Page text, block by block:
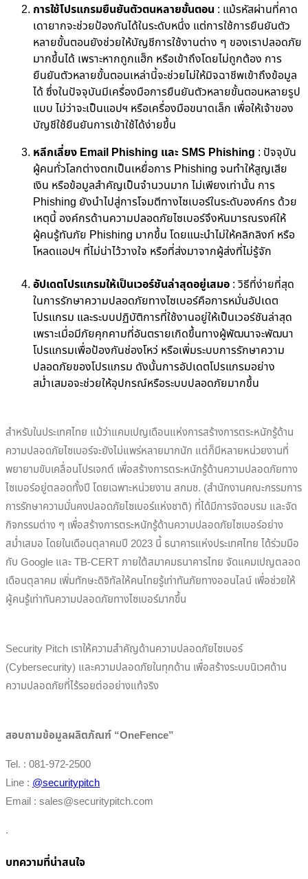
การใช้โปรแกรมยืนยันตัวตนหลายขั้นตอน : แม้รหัสผ่านที่คาด
เดายากจะช่วยป้องกันได้ในระดับหนึ่ง แต่การใช้การยืนยันตัว
หลายขั้นตอนยังช่วยให้บัญชีการใช้งานต่าง ๆ ของเราปลอดภัย
มากขึ้นได้ เพราะหากถูกแฮ็ก หรือเข้าถึงโดยไม่ถูกต้อง การ
ยืนยันตัวหลายขั้นตอนเหล่านี้จะช่วยไม่ให้มิจฉาชีพเข้าถึงข้อมูล
ได้ ซึ่งในปัจจุบันมีเครื่องมือการยืนยันตัวหลายขั้นตอนหลายรูป
แบบ ไม่ว่าจะเป็นแอปฯ หรือเครื่องมือขนาดเล็ก เพื่อให้เจ้าของ
บัญชีใช้ยืนยันการเข้าใช้ได้ง่ายขึ้น
หลีกเลี่ยง Email Phishing และ SMS Phishing : ปัจจุบัน
ผู้คนทั่วโลกต่างตกเป็นเหยื่อการ Phishing จนทำให้สูญเสีย
เงิน หรือข้อมูลสำคัญเป็นจำนวนมาก ไม่เพียงเท่านั้น การ
Phishing ยังนำไปสู่การโจมตีทางไซเบอร์ในระดับองค์กร ด้วย
เหตุนี้ องค์กรด้านความปลอดภัยไซเบอร์จึงหันมารณรงค์ให้
ผู้คนรู้ทันภัย Phishing มากขึ้น โดยแนะนำไม่ให้คลิกลิงก์ หรือ
โหลดแอปฯ ที่ไม่น่าไว้วางใจ หรือที่ส่งมาจากผู้ส่งที่ไม่รู้จัก
อัปเดตโปรแกรมให้เป็นเวอร์ชันล่าสุดอยู่เสมอ : วิธีที่ง่ายที่สุด
ในการรักษาความปลอดภัยทางไซเบอร์คือการหมั่นอัปเดต
โปรแกรม และระบบปฏิบัติการที่ใช้งานอยู่ให้เป็นเวอร์ชันล่าสุด
เพราะเมื่อมีภัยคุกคามที่อันตรายเกิดขึ้นทางผู้พัฒนาจะพัฒนา
โปรแกรมเพื่อป้องกันช่องโหว่ หรือเพิ่มระบบการรักษาความ
ปลอดภัยของโปรแกรม ดังนั้นการอัปเดตโปรแกรมอย่าง
สม่ำเสมอจะช่วยให้อุปกรณ์หรือระบบปลอดภัยมากขึ้น
สำหรับในประเทศไทย แม้ว่าแคมเปญเดือนแห่งการสร้างการตระหนักรู้ด้าน
ความปลอดภัยไซเบอร์จะยังไม่แพร่หลายมากนัก แต่ก็มีหลายหน่วยงานที่
พยายามขับเคลื่อนโปรเจกต์ เพื่อสร้างการตระหนักรู้ด้านความปลอดภัยทาง
ไซเบอร์อยู่ตลอดทั้งปี โดยเฉพาะหน่วยงาน สกมช. (สำนักงานคณะกรรมการ
การรักษาความมั่นคงปลอดภัยไซเบอร์แห่งชาติ) ที่ได้มีการจัดอบรม และจัด
กิจกรรมต่าง ๆ เพื่อสร้างการตระหนักรู้ด้านความปลอดภัยไซเบอร์อย่าง
สม่ำเสมอ โดยในเดือนตุลาคมปี 2023 นี้ ธนาคารแห่งประเทศไทย ได้ร่วมมือ
กับ Google และ TB-CERT ภายใต้สมาคมธนาคารไทย จัดแคมเปญตลอด
เดือนตุลาคม เพิ่มทักษะดิจิทัลให้คนไทยรู้เท่าทันภัยทางออนไลน์ เพื่อช่วยให้
ผู้คนรู้เท่าทันความปลอดภัยทางไซเบอร์มากขึ้น
Security Pitch เราให้ความสำคัญด้านความปลอดภัยไซเบอร์
(Cybersecurity) และความปลอดภัยในทุกด้าน เพื่อสร้างระบบนิเวศด้าน
ความปลอดภัยที่ไร้รอยต่ออย่างแท้จริง
สอบถามข้อมูลผลิตภัณฑ์ “OneFence”
Tel. : 081-972-2500
Line : @securitypitch
Email : sales@securitypitch.com
.
บทความที่น่าสนใจ